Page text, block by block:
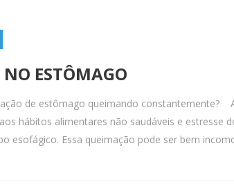
ESTÔMAGO
de estômago queimando constantemente?
hábitos alimentares não saudáveis e
esofágico. Essa queimação pode ser bem